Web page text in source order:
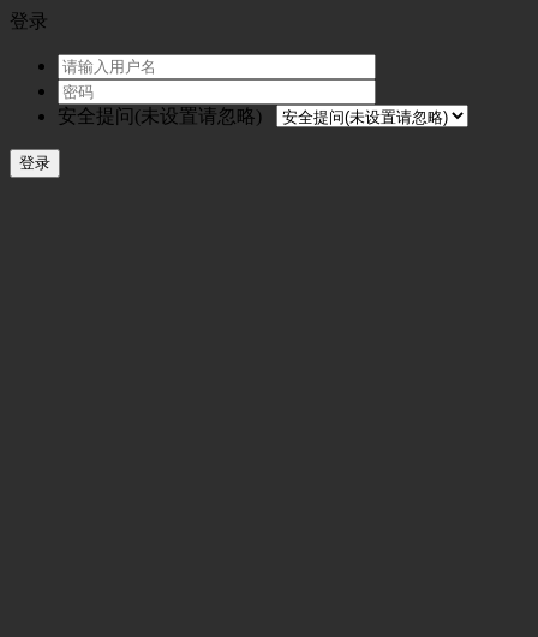
登录
安全提问(未设置请忽略)
登录